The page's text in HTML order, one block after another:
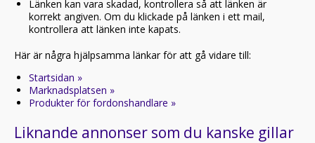
Länken kan vara skadad, kontrollera så att länken är
korrekt angiven. Om du klickade på länken i ett mail,
kontrollera att länken inte kapats.
Här är några hjälpsamma länkar för att gå vidare till:
Startsidan »
Marknadsplatsen »
Produkter för fordonshandlare »
Liknande annonser som du kanske gillar